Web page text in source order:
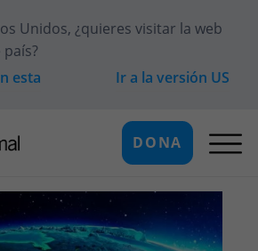
Unidos, ¿quieres visitar la web
esta
Ir a la versión US
DONA